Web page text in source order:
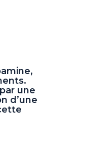
une
d’une